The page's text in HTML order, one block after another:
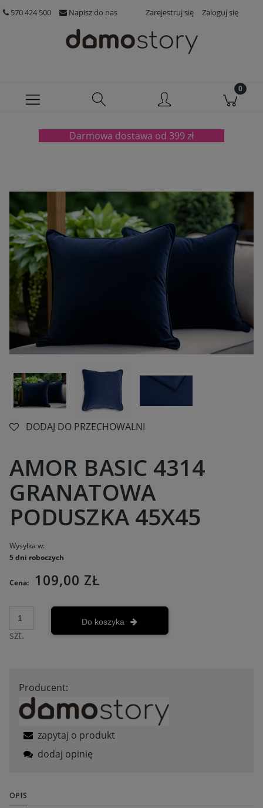
570 424 500 Napisz do nas Zarejestruj się Zaloguj się
Darmowa dostawa od 399 zł
DODAJ DO PRZECHOWALNI
AMOR BASIC 4314
GRANATOWA
PODUSZKA 45X45
Wysyłka w:
5 dni roboczych
Cena: 109,00 ZŁ
szt.
Do koszyka
Producent:
zapytaj o produkt
dodaj opinię
OPIS